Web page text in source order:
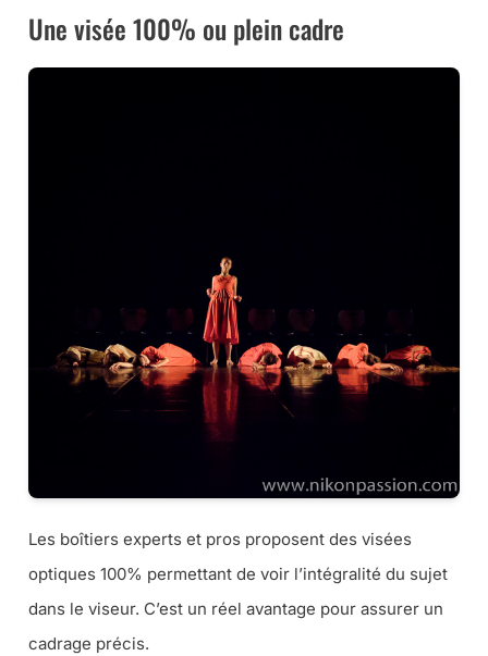
Une visée 100% ou plein cadre
Les boîtiers experts et pros proposent des visées
optiques 100% permettant de voir l’intégralité du sujet
dans le viseur. C’est un réel avantage pour assurer un
cadrage précis.